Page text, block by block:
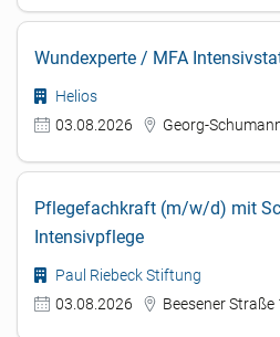
Wundexperte / MFA
Helios
03.08.2026
Georg-
Pflegefachkraft (m/w/d) mit
Intensivpflege
Paul Riebeck Stiftung
03.08.2026
Beesener Straße